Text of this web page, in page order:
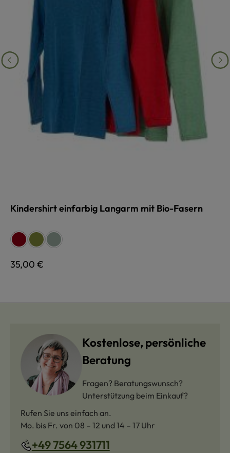
Kindershirt einfarbig Langarm mit Bio-Fasern
Farbe auswählen
rot grün schilf
Regulärer Preis:
35,00 €
Kostenlose, persönliche
Beratung
Fragen? Beratungswunsch?
Unterstützung beim Einkauf?
Rufen Sie uns einfach an.
Mo. bis Fr. von 08 – 12 und 14 – 17 Uhr
+49 7564 931711